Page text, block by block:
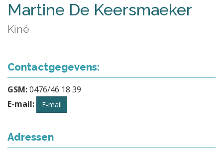
Martine De Keersmaeker
Kiné
Contactgegevens:
GSM:0476/46 18 39
E-mail:
E-mail
Adressen